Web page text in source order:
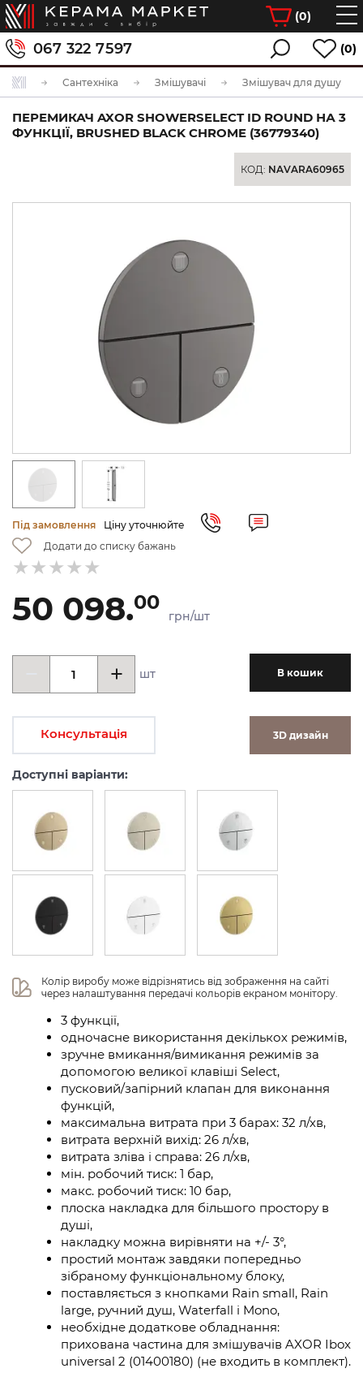
(0)
067 322 7597 (0)
Сантехніка Змішувачі Змішувач для душу
ПЕРЕМИКАЧ AXOR SHOWERSELECT ID ROUND НА 3
ФУНКЦІЇ, BRUSHED BLACK CHROME (36779340)
КОД: NAVARA60965
Під замовлення
Ціну уточнюйте
Додати до списку бажань
50 098.00
грн/шт
шт В кошик
Консультація 3D дизайн
Доступні варіанти:
Колір виробу може відрізнятись від зображення на сайті
через налаштування передачі кольорів екраном монітору.
3 функції,
одночасне використання декількох режимів,
зручне вмикання/вимикання режимів за
допомогою великої клавіші Select,
пусковий/запірний клапан для виконання
функцій,
максимальна витрата при 3 барах: 32 л/хв,
витрата верхній вихід: 26 л/хв,
витрата зліва і справа: 26 л/хв,
мін. робочий тиск: 1 бар,
макс. робочий тиск: 10 бар,
плоска накладка для більшого простору в
душі,
накладку можна вирівняти на +/- 3°,
простий монтаж завдяки попередньо
зібраному функціональному блоку,
поставляється з кнопками Rain small, Rain
large, ручний душ, Waterfall і Mono,
необхідне додаткове обладнання:
прихована частина для змішувачів AXOR Ibox
universal 2 (01400180) (не входить в комплект).